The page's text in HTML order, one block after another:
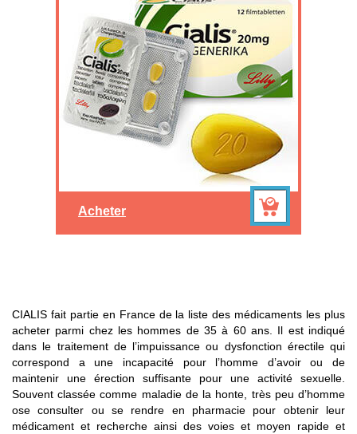
CIALIS fait partie en France de la liste des médicaments les plus
acheter parmi chez les hommes de 35 à 60 ans. Il est indiqué
dans le traitement de l’impuissance ou dysfonction érectile qui
correspond a une incapacité pour l’homme d’avoir ou de
maintenir une érection suffisante pour une activité sexuelle.
Souvent classée comme maladie de la honte, très peu d’homme
ose consulter ou se rendre en pharmacie pour obtenir leur
médicament et recherche ainsi des voies et moyen rapide et